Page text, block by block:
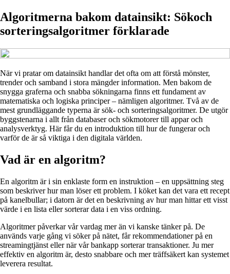
Algoritmerna bakom datainsikt: Sökoch
sorteringsalgoritmer förklarade
När vi pratar om datainsikt handlar det ofta om att förstå mönster,
trender och samband i stora mängder information. Men bakom de
snygga graferna och snabba sökningarna finns ett fundament av
matematiska och logiska principer – nämligen algoritmer. Två av de
mest grundläggande typerna är sök- och sorteringsalgoritmer. De utgör
byggstenarna i allt från databaser och sökmotorer till appar och
analysverktyg. Här får du en introduktion till hur de fungerar och
varför de är så viktiga i den digitala världen.
Vad är en algoritm?
En algoritm är i sin enklaste form en instruktion – en uppsättning steg
som beskriver hur man löser ett problem. I köket kan det vara ett recept
på kanelbullar; i datorn är det en beskrivning av hur man hittar ett visst
värde i en lista eller sorterar data i en viss ordning.
Algoritmer påverkar vår vardag mer än vi kanske tänker på. De
används varje gång vi söker på nätet, får rekommendationer på en
streamingtjänst eller när vår bankapp sorterar transaktioner. Ju mer
effektiv en algoritm är, desto snabbare och mer träffsäkert kan systemet
leverera resultat.